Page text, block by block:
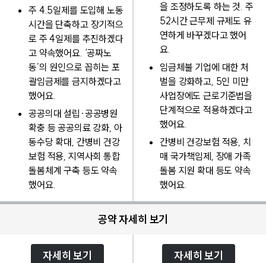
주 4.5일제를 도입해 노동
시간을 단축하고 장기적으
로 주 4일제를 추진하겠다
고 약속했어요. ‘공짜노
동’의 원인으로 꼽히는 포
괄임금제를 금지하겠다고
했어요.
공공의대 설립·공공병원
확충 등 공공의료 강화, 아
동수당 확대, 간병비 건강
보험 적용, 지역사회 통합
돌봄체계 구축 등도 약속
했어요.
을 조정하도록 하는 것. 주
52시간 근무제 규제도 유
연하게 바꾸겠다고 했어
요.
임금체불 기업에 대한 처
벌을 강화하고, 5인 미만
사업장에도 근로기준법을
단계적으로 적용하겠다고
했어요.
간병비 건강보험 적용, 치
매 국가책임제, 장애 가족
돌봄 지원 확대 등도 약속
했어요.
공약 자세히 보기
자세히 보기 자세히 보기